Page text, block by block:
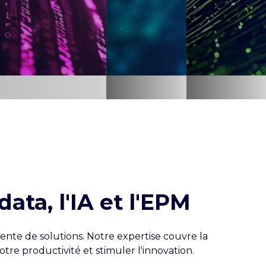
a
ti
o
n
l'IA et l'EPM
de solutions. Notre expertise couvre la
productivité et stimuler l'innovation.